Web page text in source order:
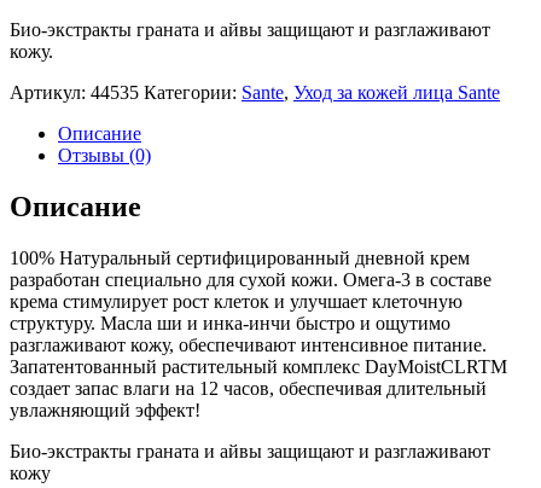
Био-экстракты граната и айвы защищают и разглаживают
кожу.
Артикул: 44535 Категории: Sante, Уход за кожей лица Sante
Описание
Отзывы (0)
Описание
100% Натуральный сертифицированный дневной крем
разработан специально для сухой кожи. Омега-3 в составе
крема стимулирует рост клеток и улучшает клеточную
структуру. Масла ши и инка-инчи быстро и ощутимо
разглаживают кожу, обеспечивают интенсивное питание.
Запатентованный растительный комплекс DayMoistCLRTM
создает запас влаги на 12 часов, обеспечивая длительный
увлажняющий эффект!
Био-экстракты граната и айвы защищают и разглаживают
кожу